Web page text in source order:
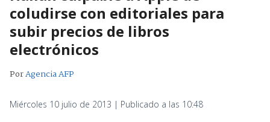
coludirse con editoriales para
subir precios de libros
electrónicos
PorAgencia AFP
Miércoles 10 julio de 2013 | Publicado a las 10:48